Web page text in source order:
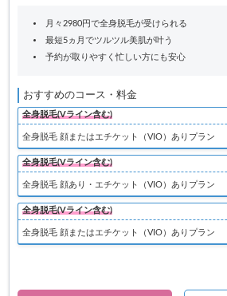
月々2980円で全身脱毛が受けられる
最短5ヵ月でツルツル美肌が叶う
予約が取りやすく忙しい方にも安心
おすすめのコース・料金
全身脱毛(Vライン含む)
全身脱毛 顔またはエチケット（VIO）ありプラン
全身脱毛(Vライン含む)
全身脱毛 顔あり・エチケット（VIO）ありプラン
全身脱毛(Vライン含む)
全身脱毛 顔またはエチケット（VIO）ありプラン